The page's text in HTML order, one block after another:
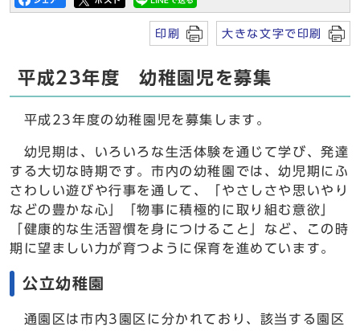
印刷 大きな文字で印刷
平成23年度 幼稚園児を募集
平成23年度の幼稚園児を募集します。
幼児期は、いろいろな生活体験を通じて学び、発達
する大切な時期です。市内の幼稚園では、幼児期にふ
さわしい遊びや行事を通して、「やさしさや思いやり
などの豊かな心」「物事に積極的に取り組む意欲」
「健康的な生活習慣を身につけること」など、この時
期に望ましい力が育つように保育を進めています。
公立幼稚園
通園区は市内3園区に分かれており、該当する園区